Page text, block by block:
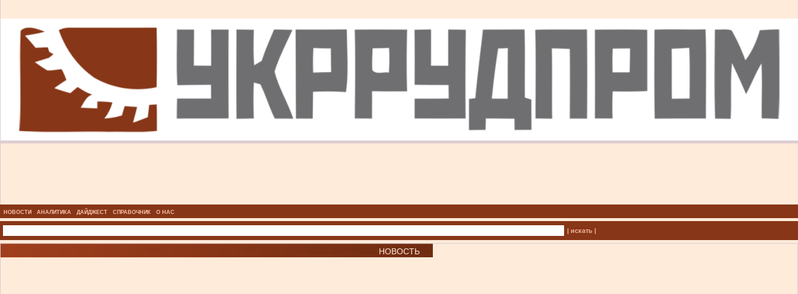
НОВОСТИ АНАЛИТИКА ДАЙДЖЕСТ СПРАВОЧНИК О НАС
| искать |
НОВОСТЬ